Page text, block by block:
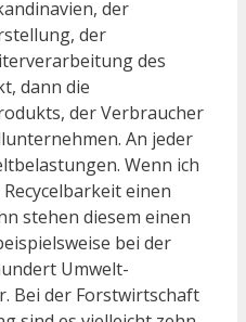
der
der
des
dann die
der Verbraucher
An jeder
Wenn ich
einen
stehen diesem einen
bei der
Umwelt-
Bei der Forstwirtschaft